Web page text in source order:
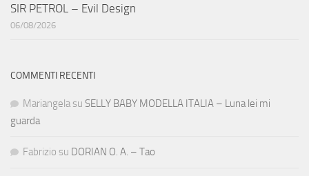
SIR PETROL – Evil Design
06/08/2026
COMMENTI RECENTI
Mariangela su SELLY BABY MODELLA ITALIA – Luna lei mi
guarda
Fabrizio su DORIAN O. A. – Tao